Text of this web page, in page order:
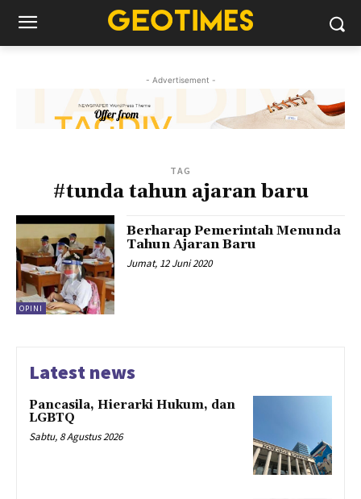
- Advertisement -
TAG
#tunda tahun ajaran baru
OPINI
Berharap Pemerintah Menunda
Tahun Ajaran Baru
Jumat, 12 Juni 2020
Latest news
Pancasila, Hierarki Hukum, dan
LGBTQ
Sabtu, 8 Agustus 2026